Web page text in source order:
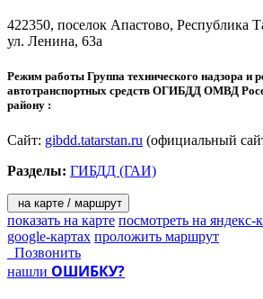
422350, поселок Апастово, Республика
ул. Ленина, 63а
Режим работы Группа технического надзора и
автотранспортных средств ОГИБДД ОМВД
району :
Сайт: gibdd.tatarstan.ru (официальный
Разделы: ГИБДД (ГАИ)
на карте / маршрут
показать на карте посмотреть на яндекс-
google-картах проложить маршрут
Позвонить
нашли ОШИБКУ?